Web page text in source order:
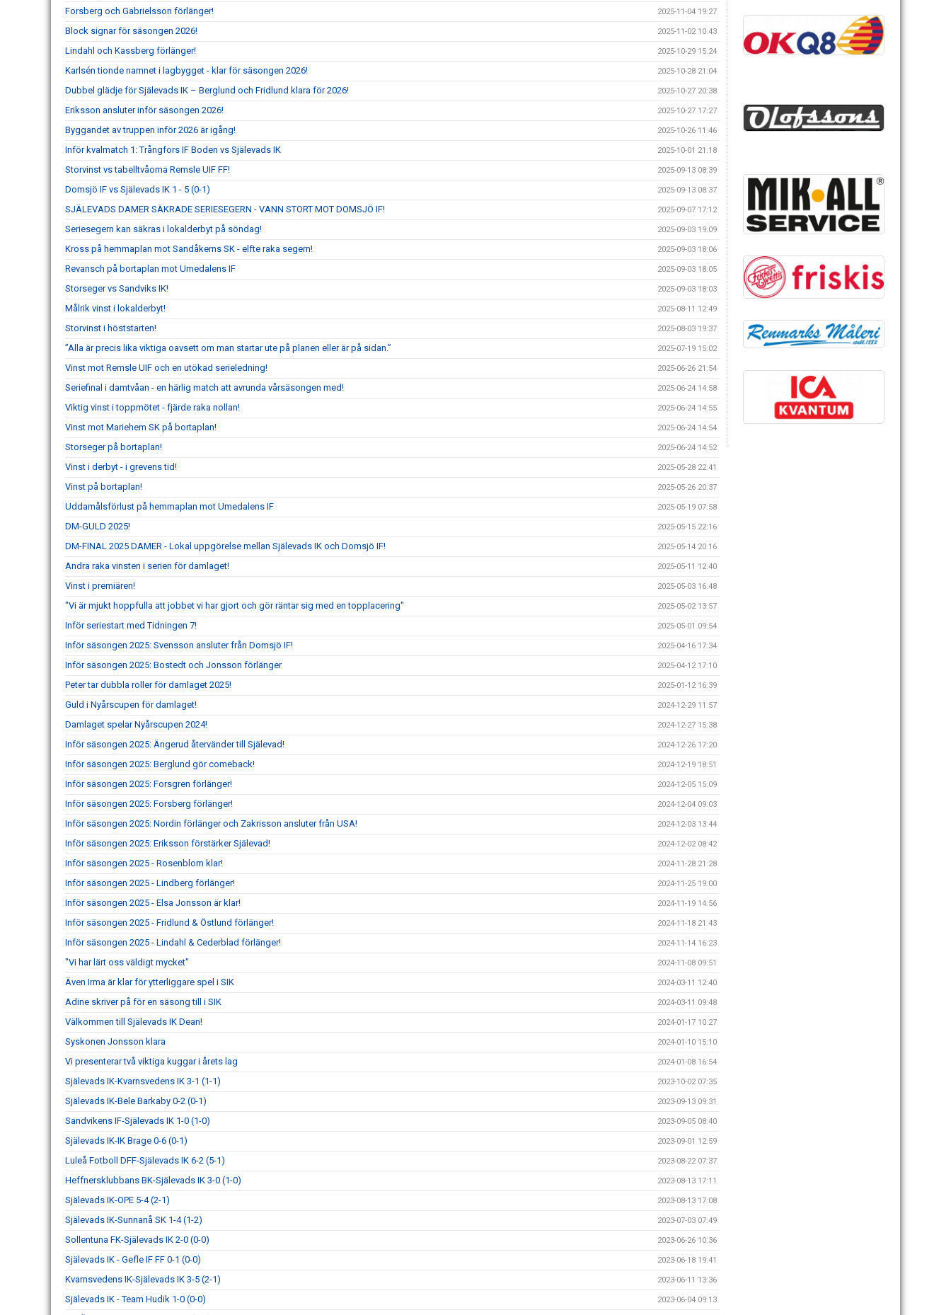
Forsberg och Gabrielsson förlänger! 2025-11-04 19:27
Block signar för säsongen 2026! 2025-11-02 10:43
Lindahl och Kassberg förlänger! 2025-10-29 15:24
Karlsén tionde namnet i lagbygget - klar för säsongen 2026! 2025-10-28 21:04
Dubbel glädje för Själevads IK – Berglund och Fridlund klara för 2026! 2025-10-27 20:38
Eriksson ansluter inför säsongen 2026! 2025-10-27 17:27
Byggandet av truppen inför 2026 är igång! 2025-10-26 11:46
Inför kvalmatch 1: Trångfors IF Boden vs Själevads IK 2025-10-01 21:18
Storvinst vs tabelltvåorna Remsle UIF FF! 2025-09-13 08:39
Domsjö IF vs Själevads IK 1 - 5 (0-1) 2025-09-13 08:37
SJÄLEVADS DAMER SÄKRADE SERIESEGERN - VANN STORT MOT DOMSJÖ IF! 2025-09-07 17:12
Seriesegern kan säkras i lokalderbyt på söndag! 2025-09-03 19:09
Kross på hemmaplan mot Sandåkerns SK - elfte raka segern! 2025-09-03 18:06
Revansch på bortaplan mot Umedalens IF 2025-09-03 18:05
Storseger vs Sandviks IK! 2025-09-03 18:03
Målrik vinst i lokalderbyt! 2025-08-11 12:49
Storvinst i höststarten! 2025-08-03 19:37
”Alla är precis lika viktiga oavsett om man startar ute på planen eller är på sidan.” 2025-07-19 15:02
Vinst mot Remsle UIF och en utökad serieledning! 2025-06-26 21:54
Seriefinal i damtvåan - en härlig match att avrunda vårsäsongen med! 2025-06-24 14:58
Viktig vinst i toppmötet - fjärde raka nollan! 2025-06-24 14:55
Vinst mot Mariehem SK på bortaplan! 2025-06-24 14:54
Storseger på bortaplan! 2025-06-24 14:52
Vinst i derbyt - i grevens tid! 2025-05-28 22:41
Vinst på bortaplan! 2025-05-26 20:37
Uddamålsförlust på hemmaplan mot Umedalens IF 2025-05-19 07:58
DM-GULD 2025! 2025-05-15 22:16
DM-FINAL 2025 DAMER - Lokal uppgörelse mellan Själevads IK och Domsjö IF! 2025-05-14 20:16
Andra raka vinsten i serien för damlaget! 2025-05-11 12:40
Vinst i premiären! 2025-05-03 16:48
"Vi är mjukt hoppfulla att jobbet vi har gjort och gör räntar sig med en topplacering" 2025-05-02 13:57
Inför seriestart med Tidningen 7! 2025-05-01 09:54
Inför säsongen 2025: Svensson ansluter från Domsjö IF! 2025-04-16 17:34
Inför säsongen 2025: Bostedt och Jonsson förlänger 2025-04-12 17:10
Peter tar dubbla roller för damlaget 2025! 2025-01-12 16:39
Guld i Nyårscupen för damlaget! 2024-12-29 11:57
Damlaget spelar Nyårscupen 2024! 2024-12-27 15:38
Inför säsongen 2025: Ängerud återvänder till Själevad! 2024-12-26 17:20
Inför säsongen 2025: Berglund gör comeback! 2024-12-19 18:51
Inför säsongen 2025: Forsgren förlänger! 2024-12-05 15:09
Inför säsongen 2025: Forsberg förlänger! 2024-12-04 09:03
Inför säsongen 2025: Nordin förlänger och Zakrisson ansluter från USA! 2024-12-03 13:44
Inför säsongen 2025: Eriksson förstärker Själevad! 2024-12-02 08:42
Inför säsongen 2025 - Rosenblom klar! 2024-11-28 21:28
Inför säsongen 2025 - Lindberg förlänger! 2024-11-25 19:00
Inför säsongen 2025 - Elsa Jonsson är klar! 2024-11-19 14:56
Inför säsongen 2025 - Fridlund & Östlund förlänger! 2024-11-18 21:43
Inför säsongen 2025 - Lindahl & Cederblad förlänger! 2024-11-14 16:23
"Vi har lärt oss väldigt mycket" 2024-11-08 09:51
Även Irma är klar för ytterliggare spel i SIK 2024-03-11 12:40
Adine skriver på för en säsong till i SIK 2024-03-11 09:48
Välkommen till Själevads IK Dean! 2024-01-17 10:27
Syskonen Jonsson klara 2024-01-10 15:10
Vi presenterar två viktiga kuggar i årets lag 2024-01-08 16:54
Själevads IK-Kvarnsvedens IK 3-1 (1-1) 2023-10-02 07:35
Själevads IK-Bele Barkaby 0-2 (0-1) 2023-09-13 09:31
Sandvikens IF-Själevads IK 1-0 (1-0) 2023-09-05 08:40
Själevads IK-IK Brage 0-6 (0-1) 2023-09-01 12:59
Luleå Fotboll DFF-Själevads IK 6-2 (5-1) 2023-08-22 07:37
Heffnersklubbans BK-Själevads IK 3-0 (1-0) 2023-08-13 17:11
Själevads IK-OPE 5-4 (2-1) 2023-08-13 17:08
Själevads IK-Sunnanå SK 1-4 (1-2) 2023-07-03 07:49
Sollentuna FK-Själevads IK 2-0 (0-0) 2023-06-26 10:36
Själevads IK - Gefle IF FF 0-1 (0-0) 2023-06-18 19:41
Kvarnsvedens IK-Själevads IK 3-5 (2-1) 2023-06-11 13:36
Själevads IK - Team Hudik 1-0 (0-0) 2023-06-04 09:13